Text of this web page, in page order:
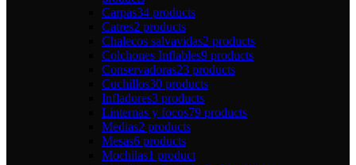
Carpas34 products
Catres2 products
Chalecos salvavidas2 products
Colchones Inflables9 products
Conservadoras23 products
Cuchillos30 products
Infladores3 products
Linternas y focos79 products
Medias2 products
Mesas6 products
Mochilas1 product